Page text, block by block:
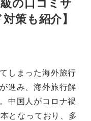
の口コミサ
策も紹介】
しまった海外旅行
進み、海外旅行解
中国人がコロナ禍
となっており、多